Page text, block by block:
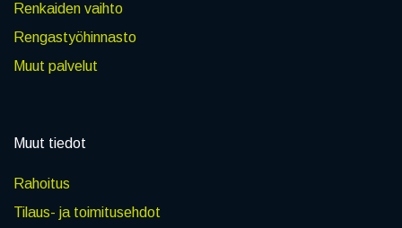
Renkaiden vaihto
Rengastyöhinnasto
Muut palvelut
Muut tiedot
Rahoitus
Tilaus- ja toimitusehdot